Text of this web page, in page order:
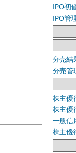
IPO初
IPO管
分売結
分売管
株主優
株主優
一般信
株主優